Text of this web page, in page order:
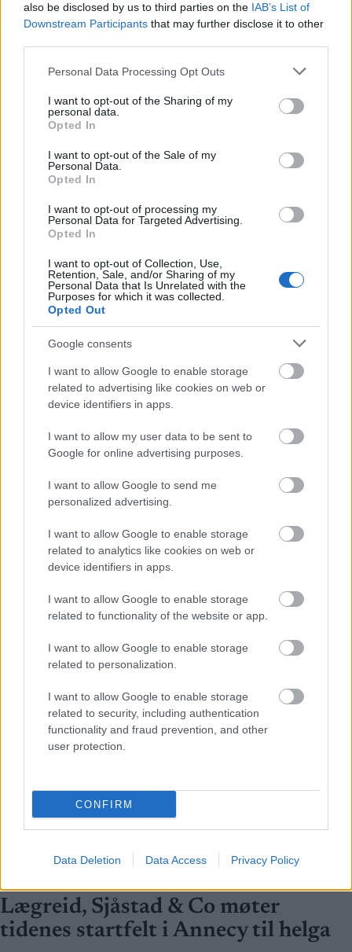
also be disclosed by us to third parties on the IAB’s List of
Downstream Participants that may further disclose it to other
Please note that this website/app uses one or more Google
not limited to your visit or usage behaviour. You may click to
grant or deny consent to Google and its third-party tags to
use your data for below specified purposes in below Google
consent section.
Personal Data Processing Opt Outs
I want to opt-out of the Sharing of my
personal data.
Opted In
I want to opt-out of the Sale of my
Personal Data.
Opted In
I want to opt-out of processing my
Personal Data for Targeted Advertising.
Opted In
I want to opt-out of Collection, Use,
Retention, Sale, and/or Sharing of my
Personal Data that Is Unrelated with the
Purposes for which it was collected.
Opted Out
Google consents
I want to allow Google to enable storage
related to advertising like cookies on web or
device identifiers in apps.
I want to allow my user data to be sent to
Google for online advertising purposes.
I want to allow Google to send me
personalized advertising.
I want to allow Google to enable storage
related to analytics like cookies on web or
device identifiers in apps.
I want to allow Google to enable storage
related to functionality of the website or app.
I want to allow Google to enable storage
related to personalization.
I want to allow Google to enable storage
related to security, including authentication
functionality and fraud prevention, and other
user protection.
CONFIRM
Data Deletion Data Access Privacy Policy
Nå kan han bli virkelig historisk
INGEBORG SCHEVE 01.04.2024
Johannes Thingnes Bø har allerede vunnet mye. Men i løpet av de
to neste årene kan han bli virkelig historisk. Dette er rekordene han
Skiskytter kuppet
langrennsløpernes prestisjerenn
INGEBORG SCHEVE 02.09.2023
Langrennseliten måtte se seg slått av en skiskytter i
langrennsløpernes eget prestisjerenn under Martin Fourcade
Nordic Festival.
Lægreid, Sjåstad & Co møter
tidenes startfelt i Annecy til helga